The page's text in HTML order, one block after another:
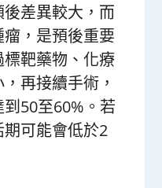
差異較大，而
，是預後重要
靶藥物、化療
再接續手術，
50至60%。若
可能會低於2